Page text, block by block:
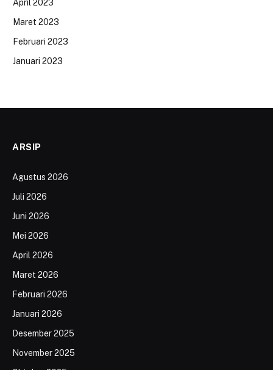
April 2023
Maret 2023
Februari 2023
Januari 2023
ARSIP
Agustus 2026
Juli 2026
Juni 2026
Mei 2026
April 2026
Maret 2026
Februari 2026
Januari 2026
Desember 2025
November 2025